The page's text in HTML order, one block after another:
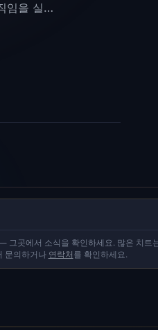
임을 실시
그곳에서 소식을 확인하세요. 많은 치
문의하거나 연락처 를 확인하세요.